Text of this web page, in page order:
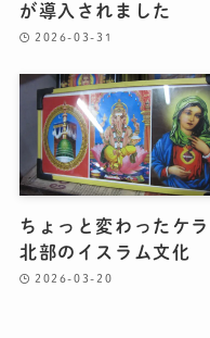
が導入されました
2026-03-31
ちょっと変わったケラ
北部のイスラム文化
2026-03-20